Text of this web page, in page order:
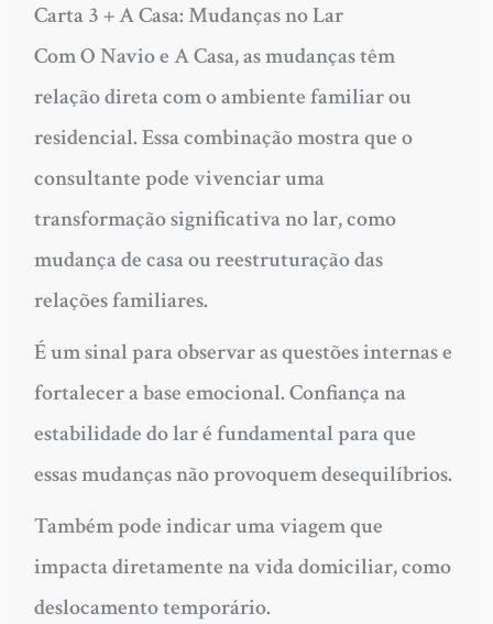
Carta 3 + A Casa: Mudanças no Lar
Com O Navio e A Casa, as mudanças têm
relação direta com o ambiente familiar ou
residencial. Essa combinação mostra que o
consultante pode vivenciar uma
transformação significativa no lar, como
mudança de casa ou reestruturação das
relações familiares.
É um sinal para observar as questões internas e
fortalecer a base emocional. Confiança na
estabilidade do lar é fundamental para que
essas mudanças não provoquem desequilíbrios.
Também pode indicar uma viagem que
impacta diretamente na vida domiciliar, como
deslocamento temporário.